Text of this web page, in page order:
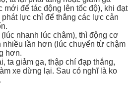
mới để tác động lên tốc độ), khi đạt
lực chỉ để thắng các lực cản
nhanh lúc châm), thì động cơ
nhiều lần hơn (lúc chuyển từ chậm
hơn.
ta giảm ga, thập chí đạp thắng,
xe dừng lại. Sau có nghĩ là ko